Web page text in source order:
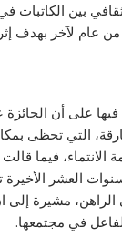
بين الكاتبات
عام لآخر بهدف
على أن
التي تحظى
الانتماء، فيما
العشر الأخيرة
مشيرة إلى
الفاعل في مجتمعها.